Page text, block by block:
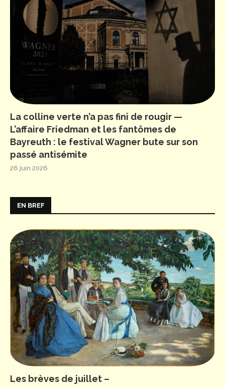
La colline verte n’a pas fini de rougir —
L’affaire Friedman et les fantômes de
Bayreuth : le festival Wagner bute sur son
passé antisémite
26 juin 2026
EN BREF
Les brèves de juillet –